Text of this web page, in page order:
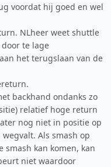
voordat hij goed en wel
NLheer weet shuttle
te lage
het terugslaan van de
backhand ondanks zo
relatief hoge return
nog niet in positie op
Als smash op
smash kan komen, kan
niet waardoor